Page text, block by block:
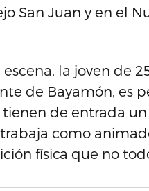
San Juan y en el
la joven de
de Bayamón, es
de entrada
como
física que no